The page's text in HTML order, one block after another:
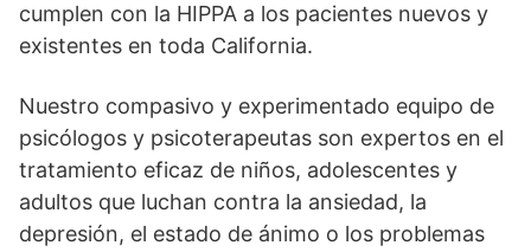
cumplen con la HIPPA a los pacientes nuevos y
existentes en toda California.
Nuestro compasivo y experimentado equipo de
psicólogos y psicoterapeutas son expertos en el
tratamiento eficaz de niños, adolescentes y
adultos que luchan contra la ansiedad, la
depresión, el estado de ánimo o los problemas